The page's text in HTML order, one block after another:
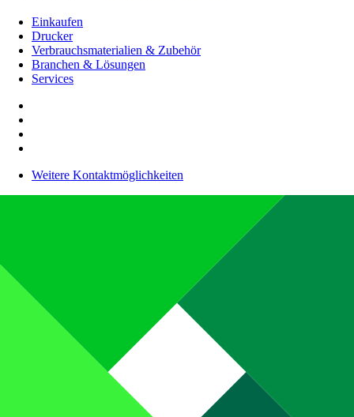
Einkaufen
Drucker
Verbrauchsmaterialien & Zubehör
Branchen & Lösungen
Services
Weitere Kontaktmöglichkeiten